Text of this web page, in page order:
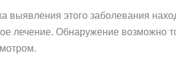
выявления этого заболевания
лечение. Обнаружение возможно